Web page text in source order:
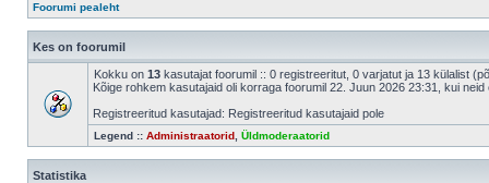
Foorumi pealeht
Kes on foorumil
Kokku on 13 kasutajat foorumil :: 0 registreeritut, 0 varjatut ja 13 külalist
Kõige rohkem kasutajaid oli korraga foorumil 22. Juun 2026 23:31, kui neid
Registreeritud kasutajad: Registreeritud kasutajaid pole
Legend :: Administraatorid Üldmoderaatorid
Statistika